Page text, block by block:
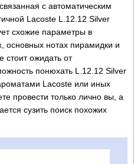
с автоматическим
Lacoste L.12.12 Silver
схожие параметры в
основных нотах пирамидки и
стоит ожидать от
понюхать L.12.12 Silver
Lacoste или иных
провести только лично вы, а
сузить поиск похожих